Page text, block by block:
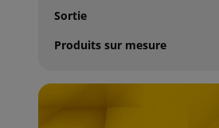
Sortie
Produits sur mesure